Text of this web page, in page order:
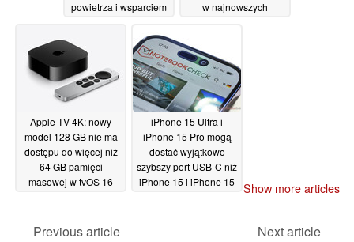
powietrza i wsparciem
23/11/2022
w najnowszych
Apple TV 4K: nowy
model 128 GB nie ma
dostępu do więcej niż
64 GB pamięci
masowej w tvOS 16
iPhone 15 Ultra i
iPhone 15 Pro mogą
dostać wyjątkowo
szybszy port USB-C niż
iPhone 15 i iPhone 15
Show more articles
Previous article
Next article